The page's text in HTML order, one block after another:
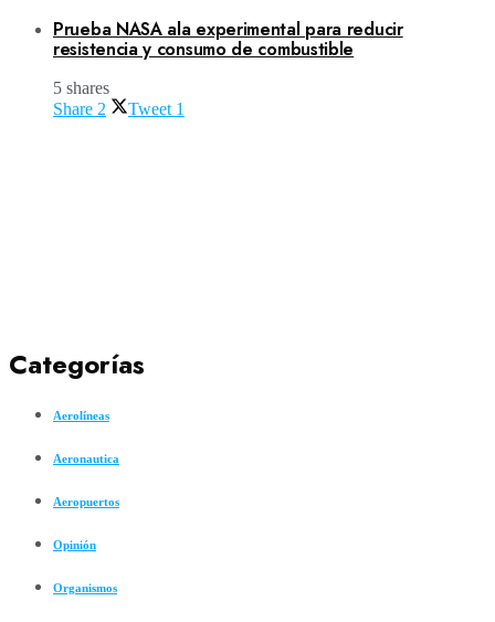
Prueba NASA ala experimental para reducir
resistencia y consumo de combustible
5 shares
Share 2 Tweet 1
Categorías
Aerolíneas
Aeronautica
Aeropuertos
Opinión
Organismos